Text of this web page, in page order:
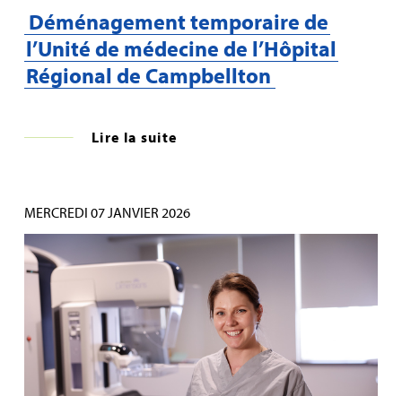
Déménagement temporaire de
l’Unité de médecine de l’Hôpital
Régional de Campbellton
Lire la suite
MERCREDI 07 JANVIER 2026